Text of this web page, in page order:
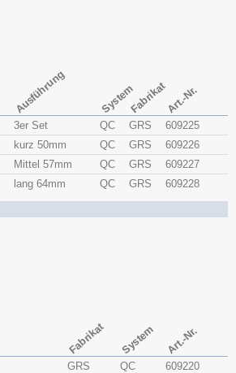
Ausführung SystemFabrikatArt.-Nr.
3er Set QC GRS
609225
kurz 50mm QC GRS
609226
Mittel 57mm QC GRS
609227
lang 64mm QC GRS 609228
Fabrikat System Art.-Nr.
GRS QC 609220